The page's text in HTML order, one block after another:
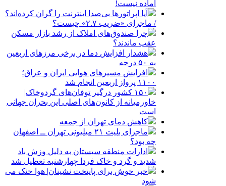
آماده نیست!
آیا اپراتورها بی‌صدا اینترنت را گران کرده‌اند؟
/ ماجرای «ضریب ۲.۷» چیست؟
چرا صندوق‌های املاک از رشد بازار مسکن
عقب ماندند؟
هشدار افزایش دما در برخی مرزهای اربعین
به ۵۰ درجه
افزایش مسیرهای هوایی ایران و عراق؛
۱۱۰۰ پرواز اربعین انجام شد
۱۵۰ کشور درگیر توفان‌های گردوخاک|
خاورمیانه از کانون‌های اصلی این بحران جهانی
است
کاهش دمای تهران از جمعه
ماجرای بلیت ۲۱ میلیونی تهران ــ اصفهان
چه بود؟
ادارات منطقه سیستان به دلیل وزش باد
شدید و گرد و خاک فردا چهارشنبه تعطیل شد
خبر خوش برای پایتخت نشینان| هوا خنک می
شود